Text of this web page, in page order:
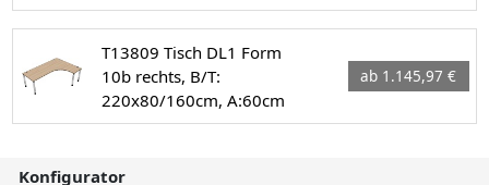
T13809 Tisch DL1 Form
10b rechts, B/T:
220x80/160cm, A:60cm
ab 1.145,97 €
Konfigurator